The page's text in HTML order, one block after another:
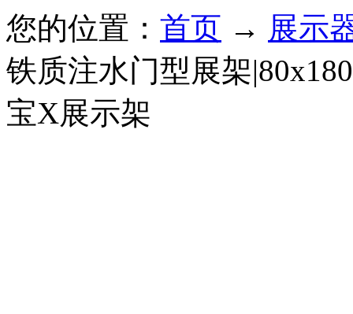
您的位置： 首页 → 展示
铁质注水门型展架
宝X展示架